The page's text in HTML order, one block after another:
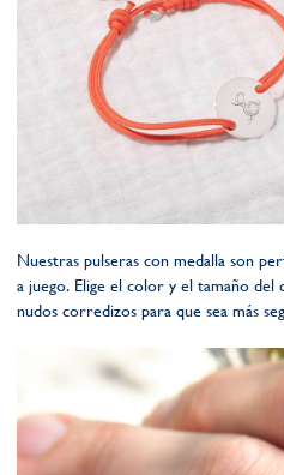
Nuestras pulseras con medalla son
a juego. Elige el color y el tamaño del
nudos corredizos para que sea más